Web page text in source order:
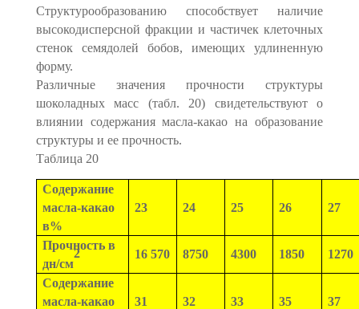
Структурообразованию способствует наличие
высокодисперсной фракции и частичек клеточных
стенок семядолей бобов, имеющих удлиненную
форму.
Различные значения прочности структуры
шоколадных масс (табл. 20) свидетельствуют о
влиянии содержания масла-какао на образование
структуры и ее прочность.
Таблица 20
Содержание
масла-какао
в%
23 24 25 26 27
Прочность в
дн/см
2 16 570 8750 4300 1850 1270
Содержание
масла-какао
31 32 33 35 37